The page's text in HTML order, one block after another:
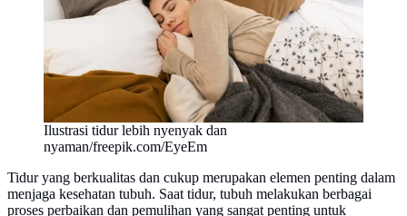
Ilustrasi tidur lebih nyenyak dan
nyaman/freepik.com/EyeEm
Tidur yang berkualitas dan cukup merupakan elemen penting dalam
menjaga kesehatan tubuh. Saat tidur, tubuh melakukan berbagai
proses perbaikan dan pemulihan yang sangat penting untuk